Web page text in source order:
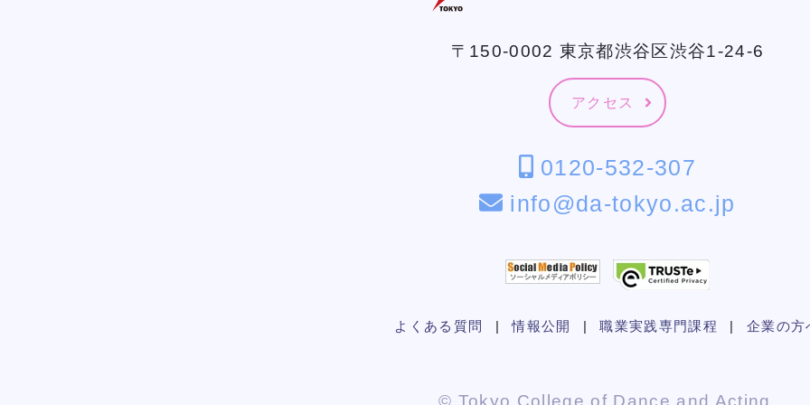
〒150-0002 東京都渋谷区渋谷1-24-6
アクセス
0120-532-307
info@da-tokyo.ac.jp
よくある質問 情報公開 職業実践専門課程 企業の方
© Tokyo College of Dance and Acting.